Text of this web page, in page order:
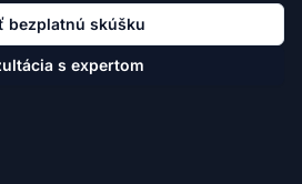
bezplatnú skúšku
s expertom